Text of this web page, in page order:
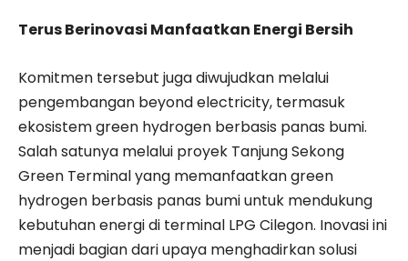
Terus Berinovasi Manfaatkan Energi Bersih
Komitmen tersebut juga diwujudkan melalui
pengembangan beyond electricity, termasuk
ekosistem green hydrogen berbasis panas bumi.
Salah satunya melalui proyek Tanjung Sekong
Green Terminal yang memanfaatkan green
hydrogen berbasis panas bumi untuk mendukung
kebutuhan energi di terminal LPG Cilegon. Inovasi ini
menjadi bagian dari upaya menghadirkan solusi